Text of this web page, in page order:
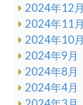
2024年12月
2024年11月
2024年10月
2024年9月
2024年8月
2024年4月